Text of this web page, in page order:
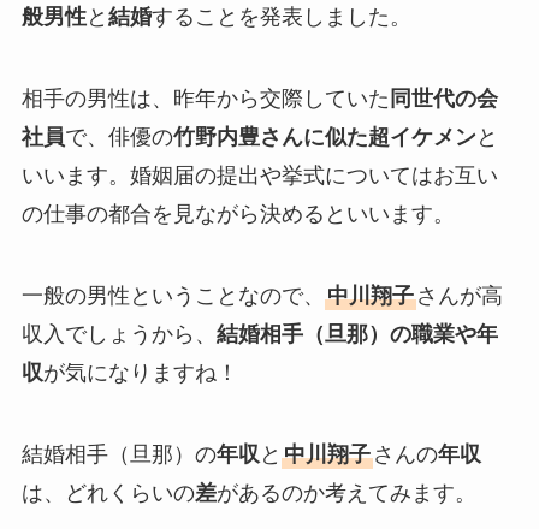
般男性と 結婚することを発表しました。
相手の男性は、昨年から交際していた 同世代の会
社員で、俳優の竹野内豊さんに似た超イケメンと
いいます。婚姻届の提出や挙式についてはお互い
の仕事の都合を見ながら決めるといいます。
一般の男性ということなので、 中川翔子さんが高
収入でしょうから、 結婚相手（旦那）の職業や年
収が気になりますね！
結婚相手（旦那）の年収 と 中川翔子さんの年収
は、どれくらいの差があるのか考えてみます。